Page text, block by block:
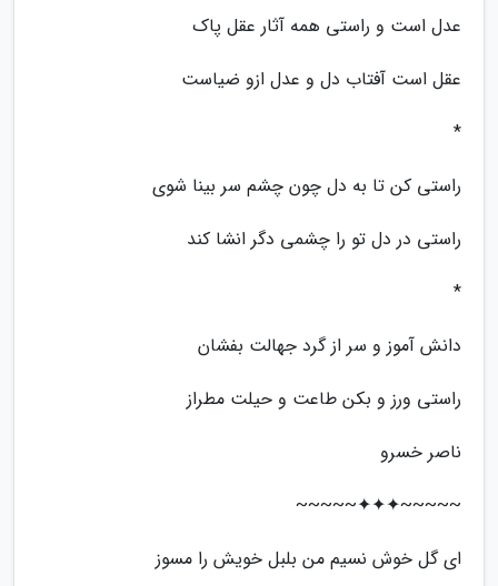
عدل است و راستی همه آثار عقل پاک
عقل است آفتاب دل و عدل ازو ضیاست
*
راستی کن تا به دل چون چشم سر بینا شوی
راستی در دل تو را چشمی دگر انشا کند
*
دانش آموز و سر از گرد جهالت بفشان
راستی ورز و بکن طاعت و حیلت مطراز
ناصر خسرو
~~~~~✦✦✦~~~~~
ای گل خوش نسیم من بلبل خویش را مسوز